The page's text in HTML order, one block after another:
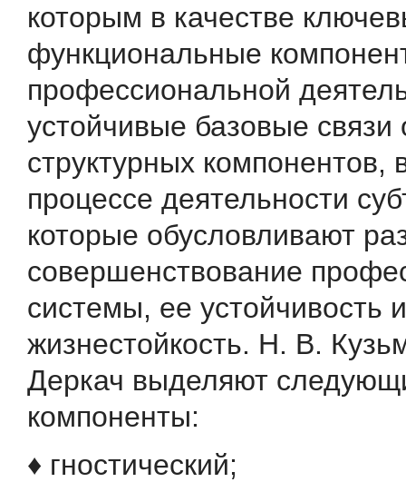
которым в качестве
функциональные
профессиональной
устойчивые базовые связи
структурных
процессе деятельности
которые обусловливают
совершенствование
системы, ее устойчивость и
жизнестойкость. Н. В.
Деркач выделяют
компоненты:
♦ гностический;